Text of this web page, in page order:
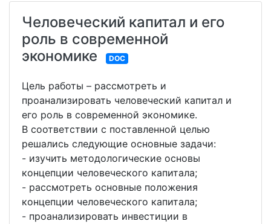
Человеческий капитал и его
роль в современной
экономике
DOC
Цель работы – рассмотреть и
проанализировать человеческий капитал и
его роль в современной экономике.
В соответствии с поставленной целью
решались следующие основные задачи:
- изучить методологические основы
концепции человеческого капитала;
- рассмотреть основные положения
концепции человеческого капитала;
- проанализировать инвестиции в